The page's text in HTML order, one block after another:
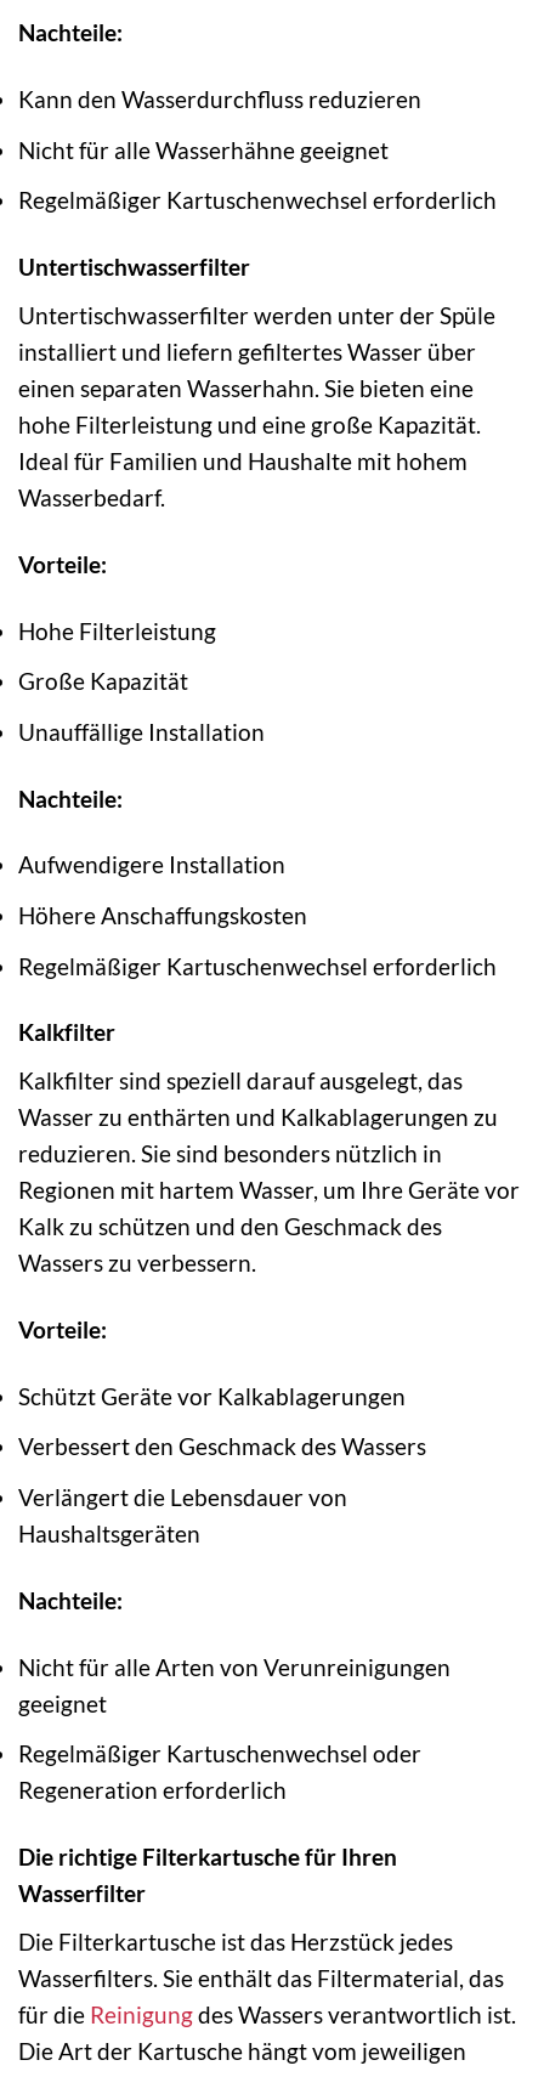
Nachteile:
Kann den Wasserdurchfluss reduzieren
Nicht für alle Wasserhähne geeignet
Regelmäßiger Kartuschenwechsel erforderlich
Untertischwasserfilter
Untertischwasserfilter werden unter der Spüle
installiert und liefern gefiltertes Wasser über
einen separaten Wasserhahn. Sie bieten eine
hohe Filterleistung und eine große Kapazität.
Ideal für Familien und Haushalte mit hohem
Wasserbedarf.
Vorteile:
Hohe Filterleistung
Große Kapazität
Unauffällige Installation
Nachteile:
Aufwendigere Installation
Höhere Anschaffungskosten
Regelmäßiger Kartuschenwechsel erforderlich
Kalkfilter
Kalkfilter sind speziell darauf ausgelegt, das
Wasser zu enthärten und Kalkablagerungen zu
reduzieren. Sie sind besonders nützlich in
Regionen mit hartem Wasser, um Ihre Geräte vor
Kalk zu schützen und den Geschmack des
Wassers zu verbessern.
Vorteile:
Schützt Geräte vor Kalkablagerungen
Verbessert den Geschmack des Wassers
Verlängert die Lebensdauer von
Haushaltsgeräten
Nachteile:
Nicht für alle Arten von Verunreinigungen
geeignet
Regelmäßiger Kartuschenwechsel oder
Regeneration erforderlich
Die richtige Filterkartusche für Ihren
Wasserfilter
Die Filterkartusche ist das Herzstück jedes
Wasserfilters. Sie enthält das Filtermaterial, das
für die Reinigungdes Wassers verantwortlich ist.
Die Art der Kartusche hängt vom jeweiligen